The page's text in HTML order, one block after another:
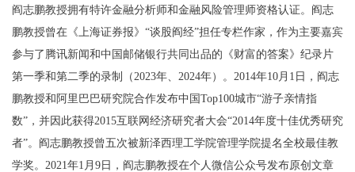
阎志鹏教授拥有特许金融分析师和金融风险管理师资格认证。阎志
鹏教授曾在《上海证券报》“谈股阎经”担任专栏作家，作为主要嘉宾
参与了腾讯新闻和中国邮储银行共同出品的《财富的答案》纪录片
第一季和第二季的录制（2023年、2024年）。2014年10月1日，阎志
鹏教授和阿里巴巴研究院合作发布中国Top100城市“游子亲情指
数”，并因此获得2015互联网经济研究者大会“2014年度十佳优秀研究
者”。阎志鹏教授曾五次被新泽西理工学院管理学院提名全校最佳教
学奖。2021年1月9日，阎志鹏教授在个人微信公众号发布原创文章